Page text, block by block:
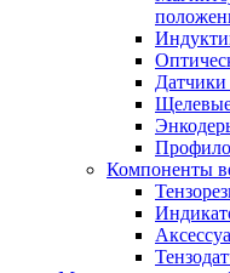
Датчики
Компоненты